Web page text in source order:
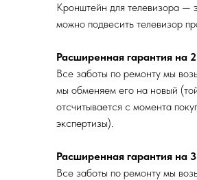
Кронштейн для телевизора —
можно подвесить телевизор
Расширенная гарантия на
Все заботы по ремонту мы
мы обменяем его на новый
отсчитывается с момента
экспертизы).
Расширенная гарантия на
Все заботы по ремонту мы